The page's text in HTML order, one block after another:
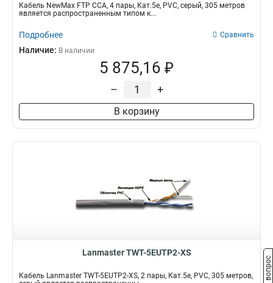
Кабель NewMax FTP CCA, 4 пары, Кат.5e, PVC, серый, 305 метров
является распространенным типом к...
Подробнее Сравнить
Наличие: В наличии
5 875,16 ₽
– +
В корзину
Lanmaster TWT-5EUTP2-XS
Кабель Lanmaster TWT-5EUTP2-XS, 2 пары, Кат.5e, PVC, 305 метров,